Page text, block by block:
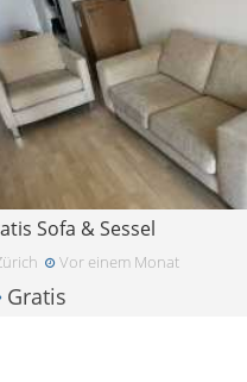
Sofa & Sessel
Vor einem Monat
Gratis